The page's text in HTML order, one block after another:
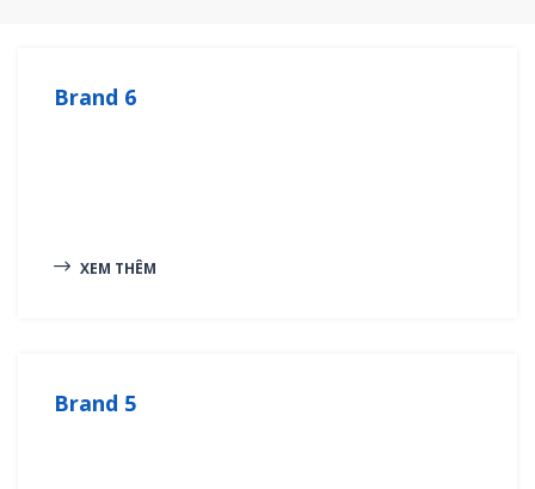
Brand 6
XEM THÊM
Brand 5